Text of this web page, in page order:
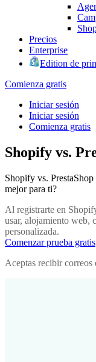
Precios
Enterprise
Edition de
Comienza gratis
Iniciar sesión
Iniciar sesión
Comienza gratis
Shopify vs.
Shopify vs.
mejor para ti?
Al registrarte en
usar, alojamiento web,
personalizada.
Comenzar prueba gratis
Aceptas recibir